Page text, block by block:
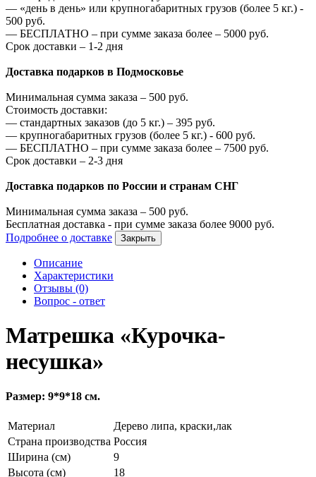
— «день в день» или крупногабаритных грузов (более 5 кг.) -
500 руб.
— БЕСПЛАТНО – при сумме заказа более – 5000 руб.
Срок доставки – 1-2 дня
Доставка подарков в Подмосковье
Минимальная сумма заказа – 500 руб.
Стоимость доставки:
— стандартных заказов (до 5 кг.) – 395 руб.
— крупногабаритных грузов (более 5 кг.) - 600 руб.
— БЕСПЛАТНО – при сумме заказа более – 7500 руб.
Срок доставки – 2-3 дня
Доставка подарков по России и странам СНГ
Минимальная сумма заказа – 500 руб.
Бесплатная доставка - при сумме заказа более 9000 руб.
Подробнее о доставке
Закрыть
Описание
Характеристики
Отзывы (0)
Вопрос - ответ
Матрешка «Курочка-
несушка»
Размер: 9*9*18 см.
Материал
Дерево липа, краски,лак
Страна производства Россия
Ширина (см)
9
Высота (см)
18